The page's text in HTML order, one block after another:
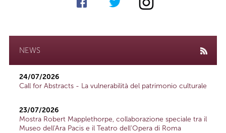
NEWS
24/07/2026
Call for Abstracts - La vulnerabilità del patrimonio culturale
23/07/2026
Mostra Robert Mapplethorpe, collaborazione speciale tra il
Museo dell'Ara Pacis e il Teatro dell'Opera di Roma